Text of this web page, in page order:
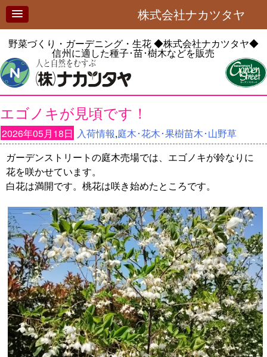
株式会社ナカツタヤ
野菜づくり・ガーデニング・生花◆株式会社ナカツタヤ◆
信州に適した種子･苗･樹木などを販売
エゴノキが見頃です！
2026年05月18日 入荷情報,庭木･花木･果樹苗木･山野草
ガーデンストリートの庭木売場では、エゴノキが鈴なりに
花を咲かせています。
白花は満開です。桃花は咲き始めたところです。